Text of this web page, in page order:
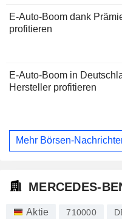
E-Auto-Boom dank
profitieren
E-Auto-Boom in
Hersteller profitieren
Mehr Börsen-
MERCEDES-
Aktie 710000